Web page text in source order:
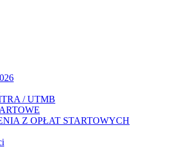
/ UTMB
Z OPŁAT STARTOWYCH